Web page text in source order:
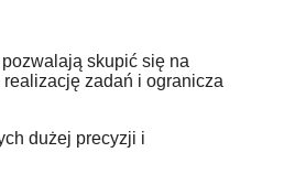
skupić się na
zadań i ogranicza
dużej precyzji i